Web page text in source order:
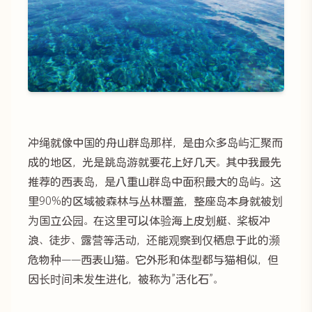
冲绳就像中国的舟山群岛那样，是由众多岛屿汇聚而
成的地区，光是跳岛游就要花上好几天。其中我最先
推荐的西表岛，是八重山群岛中面积最大的岛屿。这
里90%的区域被森林与丛林覆盖，整座岛本身就被划
为国立公园。在这里可以体验海上皮划艇、桨板冲
浪、徒步、露营等活动，还能观察到仅栖息于此的濒
危物种——西表山猫。它外形和体型都与猫相似，但
因长时间未发生进化，被称为”活化石”。